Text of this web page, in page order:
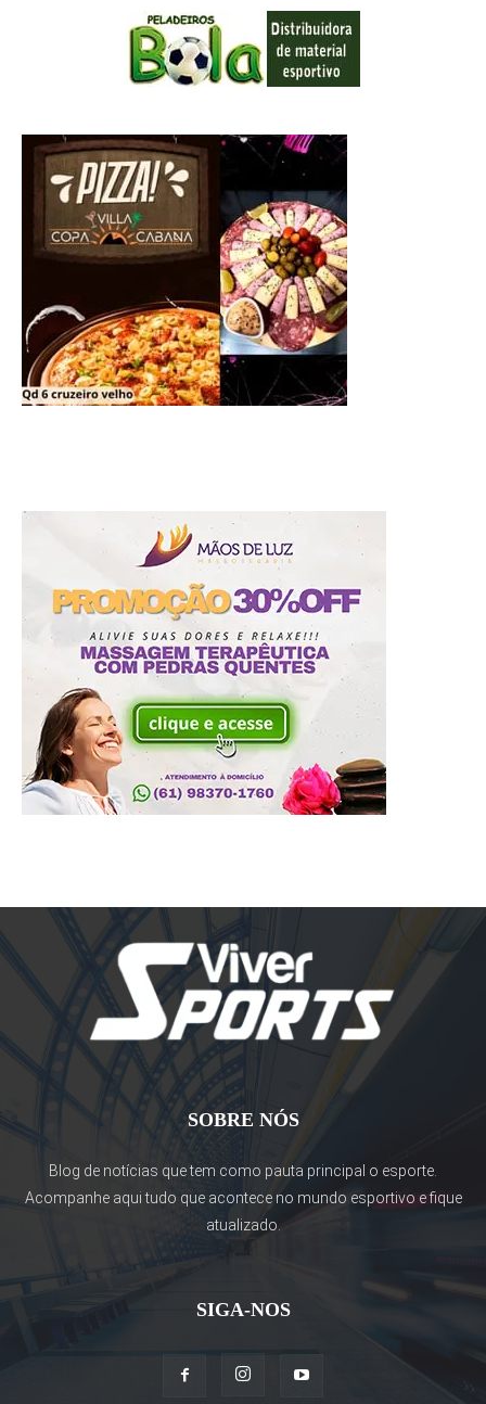
SOBRE NÓS
Blog de notícias que tem como pauta principal o esporte.
Acompanhe aqui tudo que acontece no mundo esportivo e fique
atualizado.
SIGA-NOS